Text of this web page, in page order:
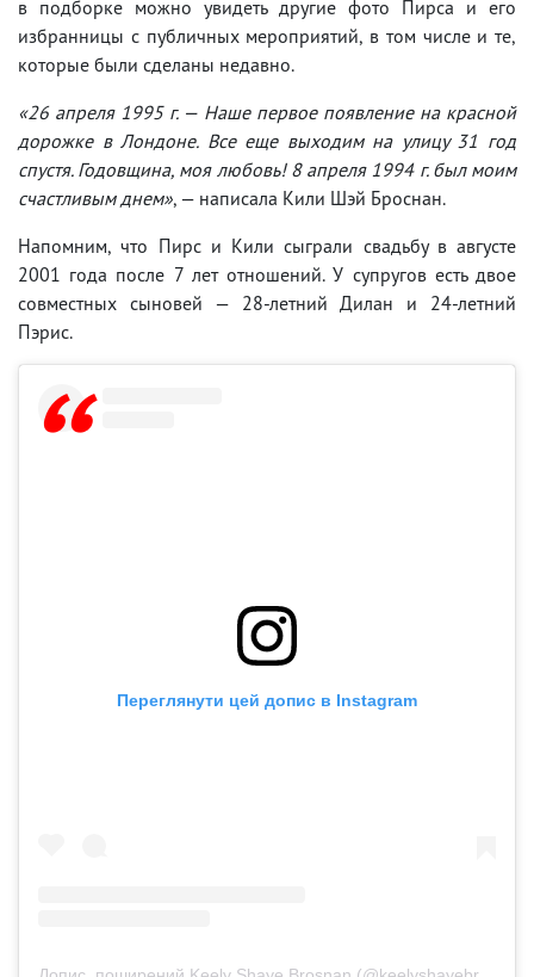
в подборке можно увидеть другие фото Пирса и его
избранницы с публичных мероприятий, в том числе и те,
которые были сделаны недавно.
«26 апреля 1995 г. — Наше первое появление на красной
дорожке в Лондоне. Все еще выходим на улицу 31 год
спустя. Годовщина, моя любовь! 8 апреля 1994 г. был моим
счастливым днем», — написала Кили Шэй Броснан.
Напомним, что Пирс и Кили сыграли свадьбу в августе
2001 года после 7 лет отношений. У супругов есть двое
совместных сыновей — 28-летний Дилан и 24-летний
Пэрис.
Переглянути цей допис в Instagram